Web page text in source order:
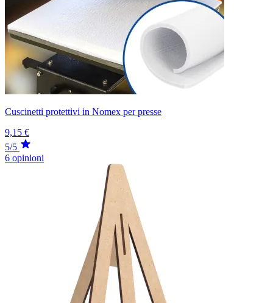
Cuscinetti protettivi in Nomex per presse
9,15 €
5/5
6 opinioni